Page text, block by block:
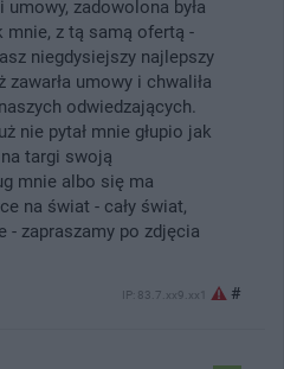
zadowolona była
z tą samą ofertą -
niegdysiejszy najlepszy
umowy i chwaliła
odwiedzających.
nie pytał mnie głupio jak
targi swoją
mnie albo się ma
na świat - cały świat,
- zapraszamy po zdjęcia
IP: 83.7.xx9.xx1 #